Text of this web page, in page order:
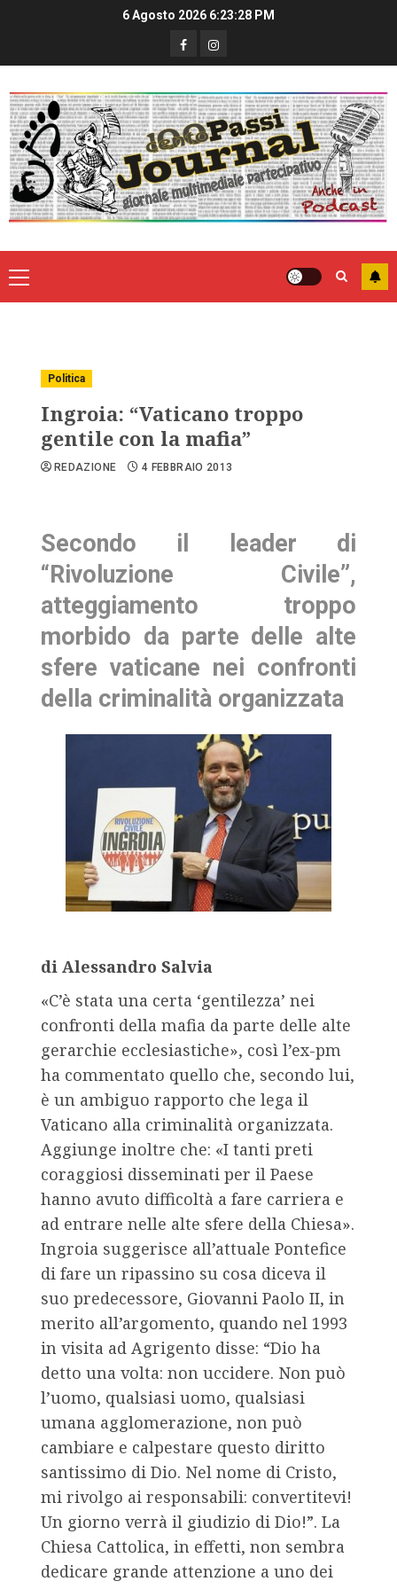
6 Agosto 2026 6:23:29 PM
Politica
Ingroia: “Vaticano troppo
gentile con la mafia”
REDAZIONE 4 FEBBRAIO 2013
Secondo il leader di
“Rivoluzione Civile”,
atteggiamento troppo
morbido da parte delle alte
sfere vaticane nei confronti
della criminalità organizzata
di Alessandro Salvia
«C’è stata una certa ‘gentilezza’ nei
confronti della mafia da parte delle alte
gerarchie ecclesiastiche», così l’ex-pm
ha commentato quello che, secondo lui,
è un ambiguo rapporto che lega il
Vaticano alla criminalità organizzata.
Aggiunge inoltre che: «I tanti preti
coraggiosi disseminati per il Paese
hanno avuto difficoltà a fare carriera e
ad entrare nelle alte sfere della Chiesa».
Ingroia suggerisce all’attuale Pontefice
di fare un ripassino su cosa diceva il
suo predecessore, Giovanni Paolo II, in
merito all’argomento, quando nel 1993
in visita ad Agrigento disse: “Dio ha
detto una volta: non uccidere. Non può
l’uomo, qualsiasi uomo, qualsiasi
umana agglomerazione, non può
cambiare e calpestare questo diritto
santissimo di Dio. Nel nome di Cristo,
mi rivolgo ai responsabili: convertitevi!
Un giorno verrà il giudizio di Dio!”. La
Chiesa Cattolica, in effetti, non sembra
dedicare grande attenzione a uno dei